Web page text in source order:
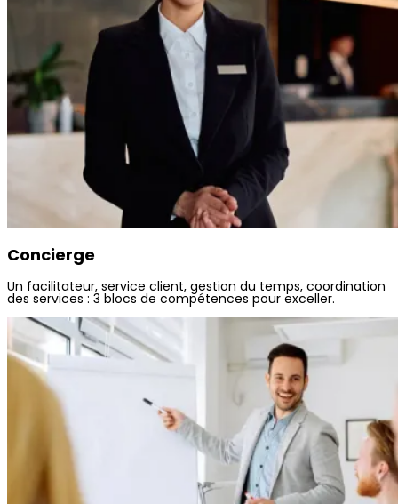
Concierge
Un facilitateur, service client, gestion du temps, coordination
des services : 3 blocs de compétences pour exceller.